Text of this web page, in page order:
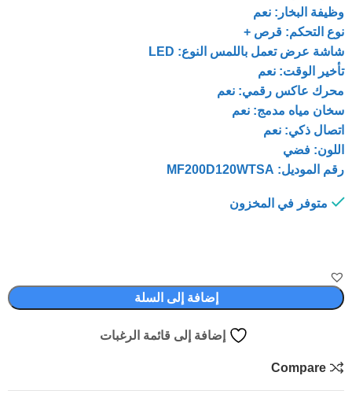
وظيفة البخار: نعم
نوع التحكم: قرص +
شاشة عرض تعمل باللمس النوع: LED
تأخير الوقت: نعم
محرك عاكس رقمي: نعم
سخان مياه مدمج: نعم
اتصال ذكي: نعم
اللون: فضي
رقم الموديل: MF200D120WTSA
متوفر في المخزون
إضافة إلى السلة
إضافة إلى قائمة الرغبات
Compare